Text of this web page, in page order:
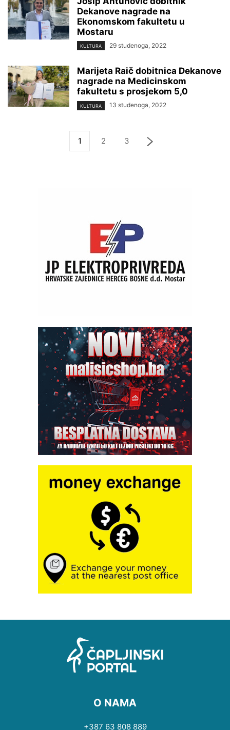
Dekanove nagrade na
Ekonomskom fakultetu u
Mostaru
KULTURA 29 studenoga, 2022
Marijeta Raič dobitnica Dekanove
nagrade na Medicinskom
fakultetu s prosjekom 5,0
KULTURA 13 studenoga, 2022
1 2 3
O NAMA
+387 63 808 889